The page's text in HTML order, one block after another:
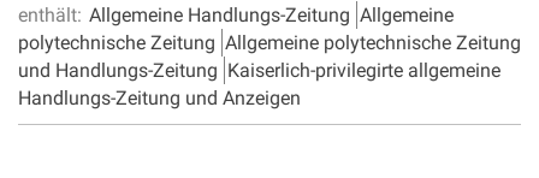
enthält: Allgemeine Handlungs-Zeitung Allgemeine
polytechnische Zeitung Allgemeine polytechnische Zeitung
und Handlungs-Zeitung Kaiserlich-privilegirte allgemeine
Handlungs-Zeitung und Anzeigen